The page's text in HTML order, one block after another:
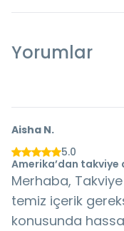
Yorumlar
Aisha N.
5.0
Amerika’dan takviye
Merhaba,
temiz içerik
konusunda